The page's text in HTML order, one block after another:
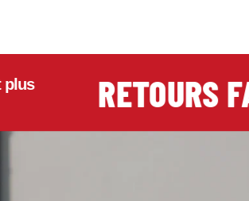
RETOURS